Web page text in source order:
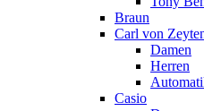
Braun
Carl von
Damen
Herren
Casio